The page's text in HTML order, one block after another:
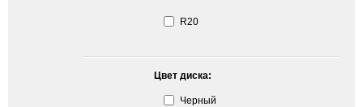
R20
Цвет диска:
Черный